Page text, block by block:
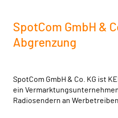
SpotCom GmbH &
Abgrenzung
SpotCom GmbH & Co. KG ist
ein
Radiosendern an